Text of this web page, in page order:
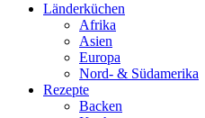
Länderküchen
Afrika
Asien
Europa
Nord- & Südamerika
Rezepte
Backen